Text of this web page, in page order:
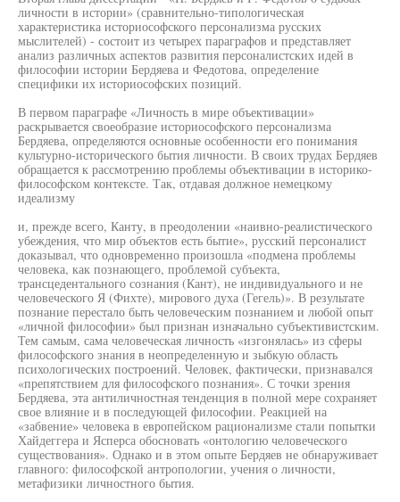
личности в истории» (сравнительно-типологическая
характеристика историософского персонализма русских
мыслителей) - состоит из четырех параграфов и представляет
анализ различных аспектов развития персоналистских идей в
философии истории Бердяева и Федотова, определение
специфики их историософских позиций.
В первом параграфе «Личность в мире объективации»
раскрывается своеобразие историософского персонализма
Бердяева, определяются основные особенности его понимания
культурно-исторического бытия личности. В своих трудах Бердяев
обращается к рассмотрению проблемы объективации в историко-
философском контексте. Так, отдавая должное немецкому
идеализму
и, прежде всего, Канту, в преодолении «наивно-реалистического
убеждения, что мир объектов есть бытие», русский персоналист
доказывал, что одновременно произошла «подмена проблемы
человека, как познающего, проблемой субъекта,
трансцедентального сознания (Кант), не индивидуального и не
человеческого Я (Фихте), мирового духа (Гегель)». В результате
познание перестало быть человеческим познанием и любой опыт
«личной философии» был признан изначально субъективистским.
Тем самым, сама человеческая личность «изгонялась» из сферы
философского знания в неопределенную и зыбкую область
психологических построений. Человек, фактически, признавался
«препятствием для философского познания». С точки зрения
Бердяева, эта антиличностная тенденция в полной мере сохраняет
свое влияние и в последующей философии. Реакцией на
«забвение» человека в европейском рационализме стали попытки
Хайдеггера и Ясперса обосновать «онтологию человеческого
существования». Однако и в этом опыте Бердяев не обнаруживает
главного: философской антропологии, учения о личности,
метафизики личностного бытия.